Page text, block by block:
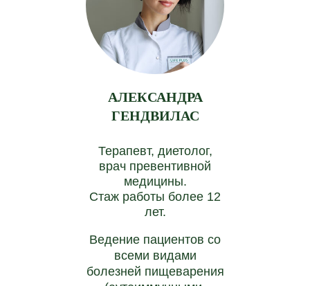
АЛЕКСАНДРА
ГЕНДВИЛАС
Терапевт, диетолог,
врач превентивной
медицины.
Стаж работы более 12
лет.
Ведение пациентов со
всеми видами
болезней пищеварения